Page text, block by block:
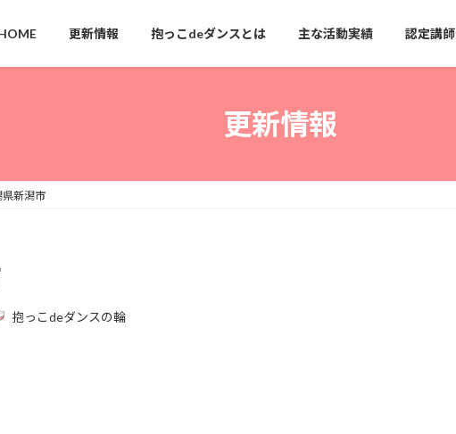
更新情報 抱っこdeダンスとは 主な活動実績 認定講師
更新情報
新潟市
抱っこdeダンスの輪